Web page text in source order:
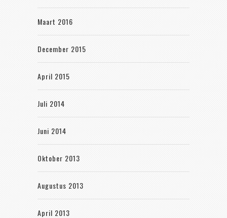
Maart 2016
December 2015
April 2015
Juli 2014
Juni 2014
Oktober 2013
Augustus 2013
April 2013